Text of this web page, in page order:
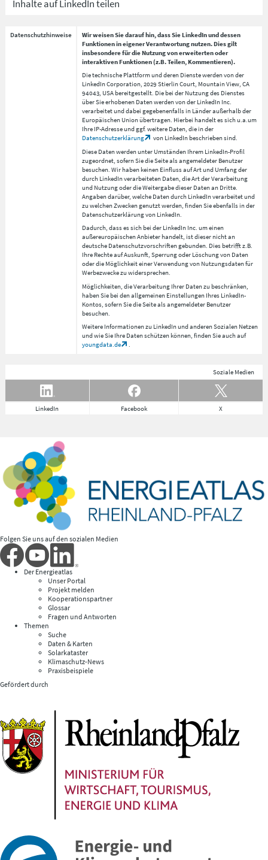
Inhalte auf LinkedIn teilen
Datenschutzhinweise
Wir weisen Sie darauf hin, dass Sie LinkedIn und dessen
Funktionen in eigener Verantwortung nutzen. Dies gilt
insbesondere für die Nutzung von erweiterten oder
interaktiven Funktionen (z.B. Teilen, Kommentieren).
Die technische Plattform und deren Dienste werden von der
LinkedIn Corporation, 2029 Stierlin Court, Mountain View, CA
94043, USA bereitgestellt. Die bei der Nutzung des Dienstes
über Sie erhobenen Daten werden von der LinkedIn Inc.
verarbeitet und dabei gegebenenfalls in Länder außerhalb der
Europäischen Union übertragen. Hierbei handelt es sich u.a.um
Ihre IP-Adresse und ggf. weitere Daten, die in der
Datenschutzerklärung
von LinkedIn beschrieben sind.
Diese Daten werden unter Umständen Ihrem LinkedIn-Profil
zugeordnet, sofern Sie die Seite als angemeldeter Benutzer
besuchen. Wir haben keinen Einfluss auf Art und Umfang der
durch LinkedIn verarbeiteten Daten, die Art der Verarbeitung
und Nutzung oder die Weitergabe dieser Daten an Dritte.
Angaben darüber, welche Daten durch LinkedIn verarbeitet und
zu welchen Zwecken genutzt werden, finden Sie ebenfalls in der
Datenschutzerklärung von LinkedIn.
Dadurch, dass es sich bei der LinkedIn Inc. um einen
außereuropäischen Anbieter handelt, ist dieser nicht an
deutsche Datenschutzvorschriften gebunden. Dies betrifft z.B.
Ihre Rechte auf Auskunft, Sperrung oder Löschung von Daten
oder die Möglichkeit einer Verwendung von Nutzungsdaten für
Werbezwecke zu widersprechen.
Möglichkeiten, die Verarbeitung Ihrer Daten zu beschränken,
haben Sie bei den allgemeinen Einstellungen Ihres LinkedIn-
Kontos, sofern Sie die Seite als angemeldeter Benutzer
besuchen.
Weitere Informationen zu LinkedIn und anderen Sozialen Netzen
und wie Sie Ihre Daten schützen können, finden Sie auch auf
youngdata.de
.
Soziale Medien
LinkedIn Facebook X
Folgen Sie uns auf den sozialen Medien
Der Energieatlas
Unser Portal
Projekt melden
Kooperationspartner
Glossar
Fragen und Antworten
Themen
Suche
Daten & Karten
Solarkataster
Klimaschutz-News
Praxisbeispiele
Gefördert durch